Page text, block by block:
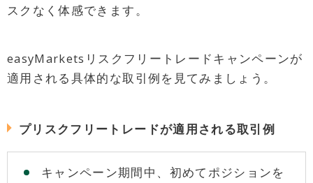
スクなく体感できます。
easyMarketsリスクフリートレードキャンペーンが
適用される具体的な取引例を見てみましょう。
プリスクフリートレードが適用される取引例
キャンペーン期間中、初めてポジションを